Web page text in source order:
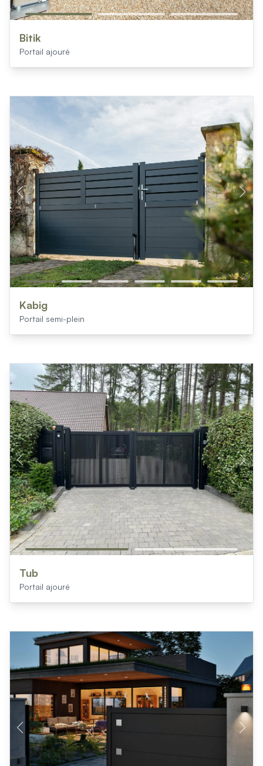
Bitik
Portail ajouré
Kabig
Portail semi-plein
Tub
Portail ajouré